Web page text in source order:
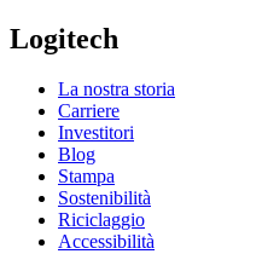
Logitech
La nostra storia
Carriere
Investitori
Blog
Stampa
Sostenibilità
Riciclaggio
Accessibilità